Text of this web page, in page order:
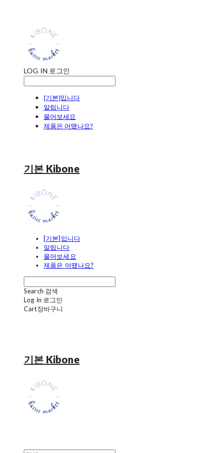
LOG IN 로그인
[기본]입니다
알립니다
물어보세요
제품은 어땠나요?
기본 Kibone
[기본]입니다
알립니다
물어보세요
제품은 어땠나요?
Search 검색
Log In 로그인
Cart장바구니
기본 Kibone